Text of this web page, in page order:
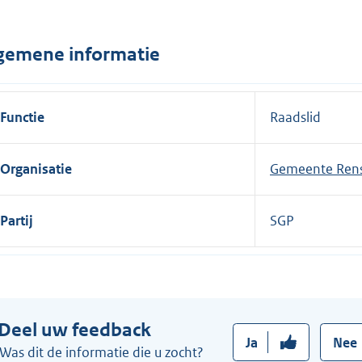
n
:
informatie
Functie Raadslid
Organisatie Gemeente
Partij SGP
uw feedback
Was dit de informatie die u zocht?
Ja Nee